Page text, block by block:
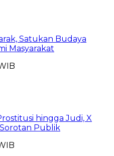
Satukan Budaya
Masyarakat
hingga Judi, X
Sorotan Publik